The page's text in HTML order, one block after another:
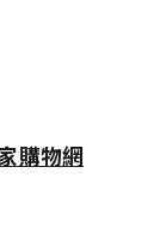
購物網